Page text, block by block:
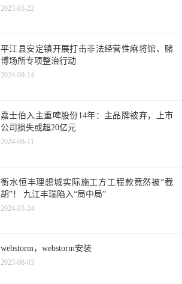
2023-05-22
平江县安定镇开展打击非法经营性麻将馆、赌
博场所专项整治行动
2024-09-14
嘉士伯入主重啤股份14年：主品牌被弃，上市
公司损失或超20亿元
2024-08-11
衡水恒丰理想城实际施工方工程款竟然被“截
胡”！ 九江丰瑞陷入“局中局”
2024-05-24
webstorm，webstorm安装
2023-06-03